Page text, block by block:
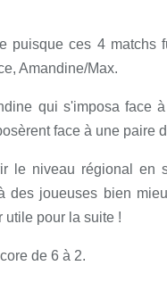
puisque ces 4 matchs
Amandine/Max.
qui s'imposa face
face à une paire
le niveau régional en
des joueuses bien
utile pour la suite !
de 6 à 2.